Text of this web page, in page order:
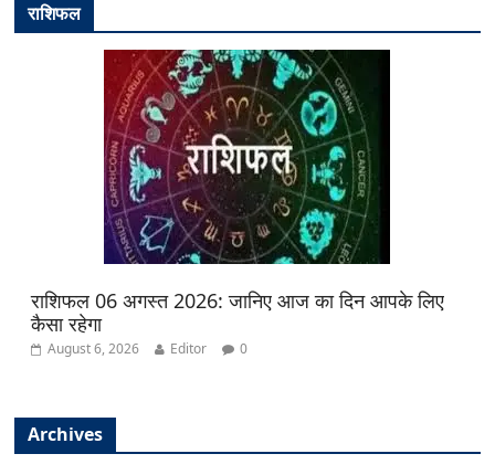
राशिफल
राशिफल 06 अगस्त 2026: जानिए आज का दिन आपके लिए
कैसा रहेगा
August 6, 2026 Editor 0
Archives